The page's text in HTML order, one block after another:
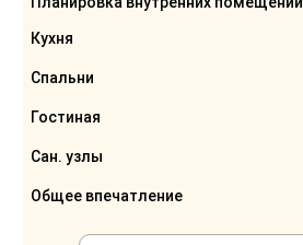
Кухня
Спальни
Гостиная
Сан. узлы
Общее впечатление